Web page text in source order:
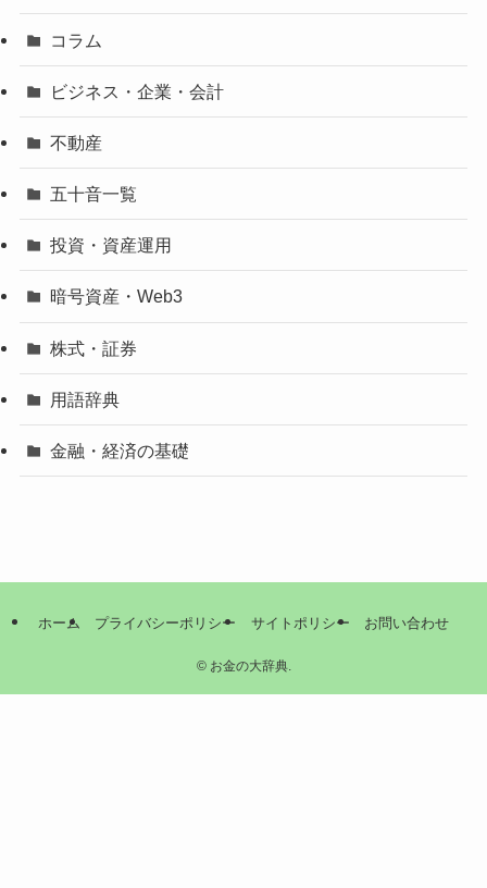
コラム
ビジネス・企業・会計
不動産
五十音一覧
投資・資産運用
暗号資産・Web3
株式・証券
用語辞典
金融・経済の基礎
ホーム プライバシーポリシー サイトポリシー お問い合わせ
©お金の大辞典.